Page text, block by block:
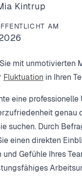
Kintrup
AM
mit unmotivierten
Fluktuation in Ihren
eine professionelle
genau
suchen. Durch
einen direkten
und Gefühle Ihres